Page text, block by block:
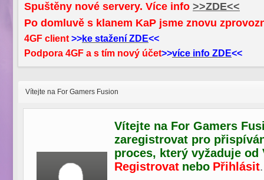
Spuštěny nové servery. Více info >>ZDE<<
Po domluvě s klanem KaP jsme znovu
4GF client >>ke stažení ZDE<<
Podpora 4GF a s tím nový účet>>více info ZDE<<
Vítejte na For Gamers Fusion
Vítejte na For Gamers
zaregistrovat pro
proces, který vyžaduje
Registrovat nebo Přihlásit.